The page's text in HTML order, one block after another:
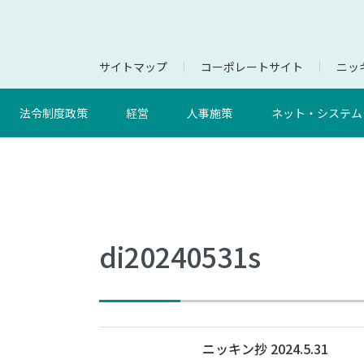
サイトマップ コーポレートサイト ニッ
法令制度政策 経営 人事施策 ネット・システム
di20240531s
ニッキン抄 2024.5.31